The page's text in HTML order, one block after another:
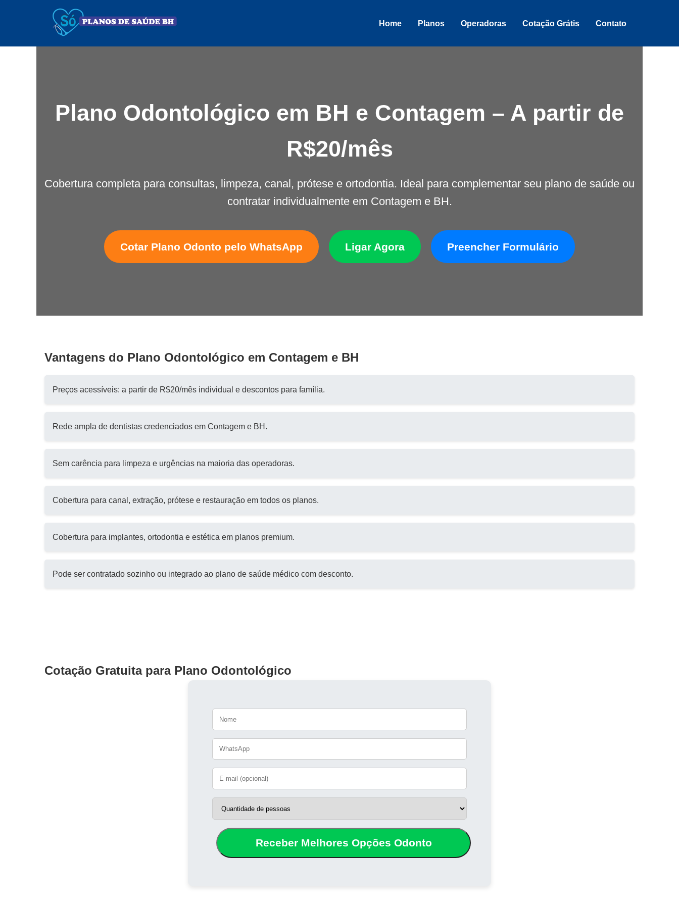
Home Planos Operadoras Cotação Grátis Contato
Plano Odontológico em BH e Contagem – A partir de
R$20/mês
Cobertura completa para consultas, limpeza, canal, prótese e ortodontia. Ideal para complementar seu plano de saúde ou
contratar individualmente em Contagem e BH.
Cotar Plano Odonto pelo WhatsApp Ligar Agora Preencher Formulário
Vantagens do Plano Odontológico em Contagem e BH
Preços acessíveis: a partir de R$20/mês individual e descontos para família.
Rede ampla de dentistas credenciados em Contagem e BH.
Sem carência para limpeza e urgências na maioria das operadoras.
Cobertura para canal, extração, prótese e restauração em todos os planos.
Cobertura para implantes, ortodontia e estética em planos premium.
Pode ser contratado sozinho ou integrado ao plano de saúde médico com desconto.
Cotação Gratuita para Plano Odontológico
Receber Melhores Opções Odonto